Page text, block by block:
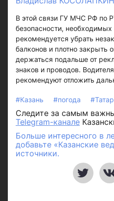
В этой связи ГУ МЧС РФ по
безопасности, необходимых
рекомендуется убрать
балконов и плотно закрыть
держаться подальше от
знаков и проводов.
рекомендуют отложить
#Казань #погода
Следите за самым
Telegram-канале
Больше интересного в
добавьте «Казанские
источники.